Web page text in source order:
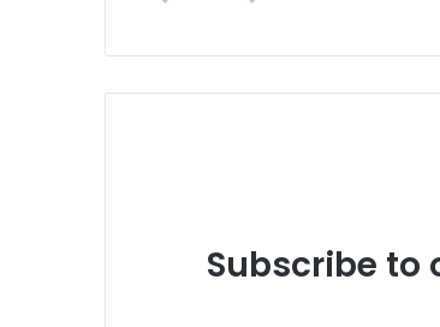
Subscribe to